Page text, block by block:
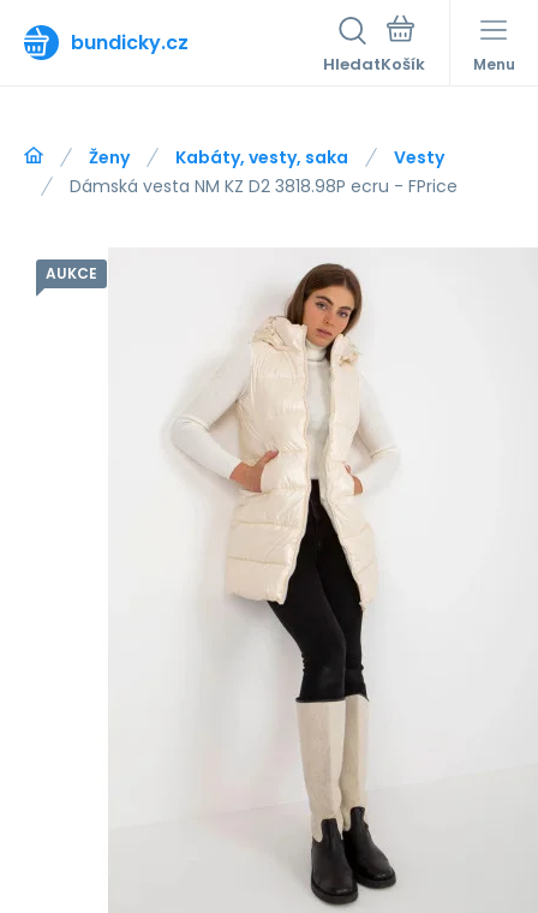
bundicky.cz
Hledat Menu
Ženy Kabáty, vesty, saka
Vesty
Dámská vesta NM KZ D2 3818.98P ecru - FPrice
AUKCE